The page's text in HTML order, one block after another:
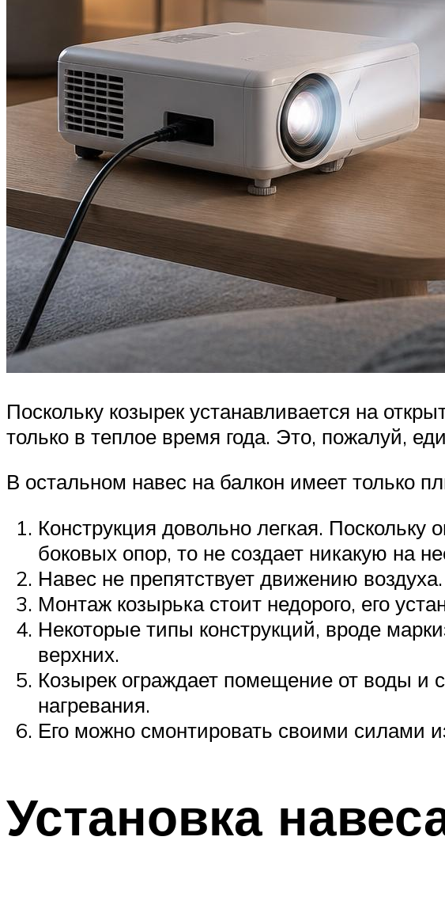
Поскольку козырек устанавливается на
только в теплое время года. Это, пожалуй,
В остальном навес на балкон имеет только
Конструкция довольно легкая. Поскольку
боковых опор, то не создает никакую на
Навес не препятствует движению
Монтаж козырька стоит недорого, его
Некоторые типы конструкций, вроде
верхних.
Козырек ограждает помещение от воды и
нагревания.
Его можно смонтировать своими силами
Установка